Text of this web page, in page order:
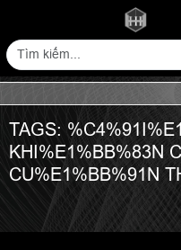
TAGS:
KHI%E1%BB%83N
CU%E1%BB%91N